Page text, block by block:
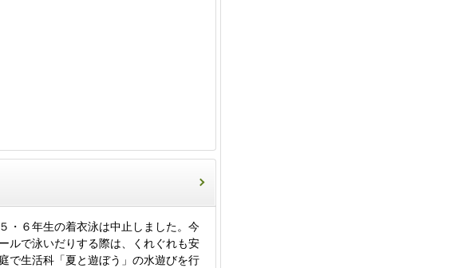
・６年生の着衣泳は中止しました。今
ルで泳いだりする際は、くれぐれも安
で生活科「夏と遊ぼう」の水遊びを行